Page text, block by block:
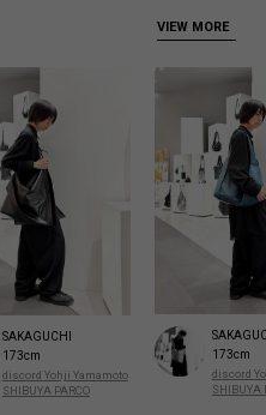
VIEW MORE
SAKAGUCHI
173cm
discord Yohji Yamamoto
SHIBUYA PARCO
173cm
discord
SHIBUYA